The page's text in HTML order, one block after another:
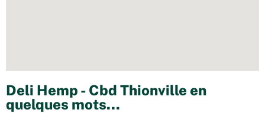
Deli Hemp - Cbd Thionville en
quelques mots...